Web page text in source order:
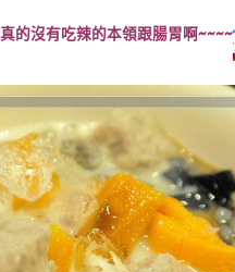
的沒有吃辣的本領跟腸胃啊~~~~